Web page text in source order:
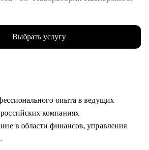
Выбрать услугу
опыта в ведущих
компаниях
в области финансов, управления